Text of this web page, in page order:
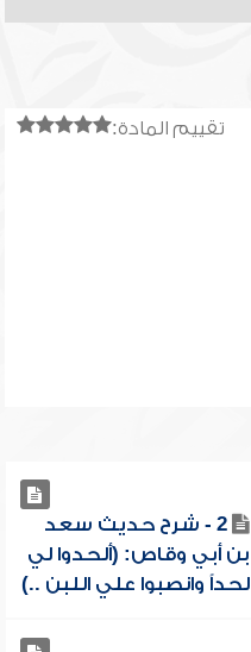
تقييم المادة:
2 - شرح حديث سعد
بن أبي وقاص: (ألحدوا لي
لحداً وانصبوا علي اللبن ..)